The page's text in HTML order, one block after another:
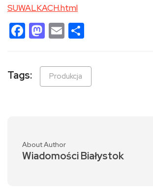
SUWALKACH.html
Facebook
Mastodon
Email
Tags: Produkcja
About Author
Wiadomości Białystok